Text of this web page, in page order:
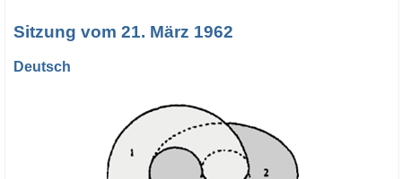
Sitzung vom 21. März 1962
Deutsch